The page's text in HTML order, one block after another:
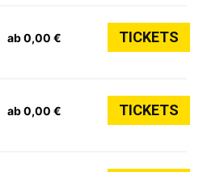
ab 0,00 € TICKETS
ab 0,00 € TICKETS